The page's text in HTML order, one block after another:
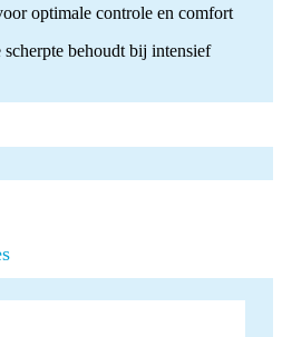
optimale controle en comfort
behoudt bij intensief